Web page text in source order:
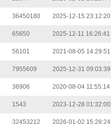
36450180 2025-12-15 23:12:20
65650 2025-12-11 16:26:41
56101 2021-08-05 14:29:51
7955609 2025-12-31 09:03:39
36906 2020-08-04 11:55:14
1543 2023-12-28 01:32:00
32453212 2026-01-02 15:28:24